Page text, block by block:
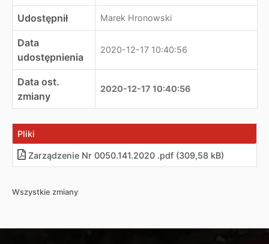
Udostępnił Marek Hronowski
Data
udostępnienia
2020-12-17 10:40:56
Data ost.
zmiany
2020-12-17 10:40:56
Pliki
Zarządzenie Nr 0050.141.2020 .pdf (309,58 kB)
Wszystkie zmiany